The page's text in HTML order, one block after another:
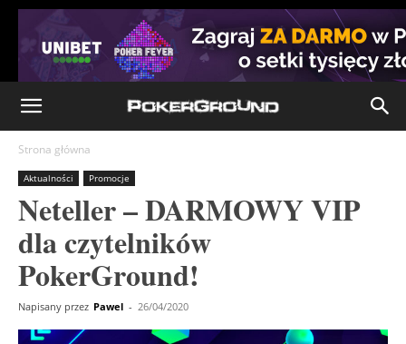
Strona główna
Aktualności Promocje
Neteller – DARMOWY VIP
dla czytelników
PokerGround!
Napisany przez Pawel - 26/04/2020